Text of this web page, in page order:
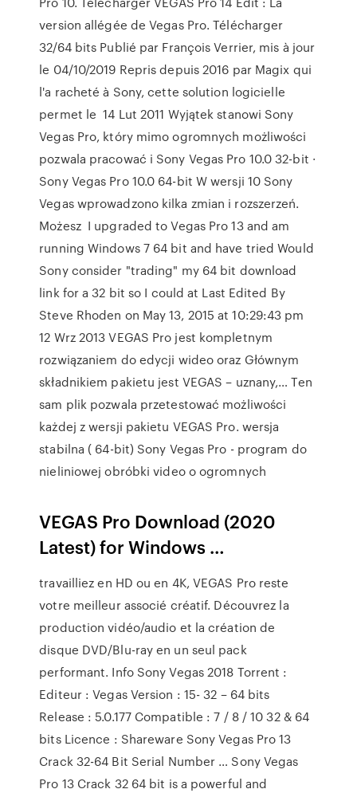
version allégée de Vegas Pro. Télécharger
32/64 bits Publié par François Verrier, mis à jour
le 04/10/2019 Repris depuis 2016 par Magix qui
l'a racheté à Sony, cette solution logicielle
permet le 14 Lut 2011 Wyjątek stanowi Sony
Vegas Pro, który mimo ogromnych możliwości
pozwala pracować i Sony Vegas Pro 10.0 32-bit ·
Sony Vegas Pro 10.0 64-bit W wersji 10 Sony
Vegas wprowadzono kilka zmian i rozszerzeń.
Możesz I upgraded to Vegas Pro 13 and am
running Windows 7 64 bit and have tried Would
Sony consider "trading" my 64 bit download
link for a 32 bit so I could at Last Edited By
Steve Rhoden on May 13, 2015 at 10:29:43 pm
12 Wrz 2013 VEGAS Pro jest kompletnym
rozwiązaniem do edycji wideo oraz Głównym
składnikiem pakietu jest VEGAS – uznany,… Ten
sam plik pozwala przetestować możliwości
każdej z wersji pakietu VEGAS Pro. wersja
stabilna ( 64-bit) Sony Vegas Pro - program do
nieliniowej obróbki video o ogromnych
VEGAS Pro Download (2020
Latest) for Windows …
travailliez en HD ou en 4K, VEGAS Pro reste
votre meilleur associé créatif. Découvrez la
production vidéo/audio et la création de
disque DVD/Blu-ray en un seul pack
performant. Info Sony Vegas 2018 Torrent :
Editeur : Vegas Version : 15- 32 – 64 bits
Release : 5.0.177 Compatible : 7 / 8 / 10 32 & 64
bits Licence : Shareware Sony Vegas Pro 13
Crack 32-64 Bit Serial Number … Sony Vegas
Pro 13 Crack 32 64 bit is a powerful and